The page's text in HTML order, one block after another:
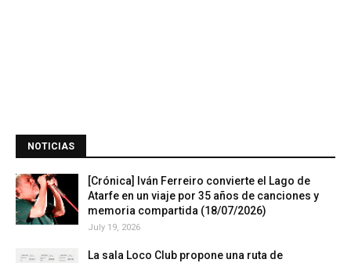
NOTICIAS
[Crónica] Iván Ferreiro convierte el Lago de
Atarfe en un viaje por 35 años de canciones y
memoria compartida (18/07/2026)
July 19, 2026
La sala Loco Club propone una ruta de